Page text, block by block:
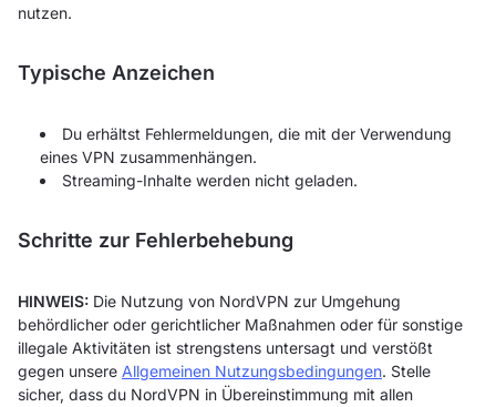
nutzen.
Typische Anzeichen
Du erhältst Fehlermeldungen, die mit der Verwendung
eines VPN zusammenhängen.
Streaming-Inhalte werden nicht geladen.
Schritte zur Fehlerbehebung
HINWEIS: Die Nutzung von NordVPN zur Umgehung
behördlicher oder gerichtlicher Maßnahmen oder für sonstige
illegale Aktivitäten ist strengstens untersagt und verstößt
gegen unsere Allgemeinen Nutzungsbedingungen. Stelle
sicher, dass du NordVPN in Übereinstimmung mit allen